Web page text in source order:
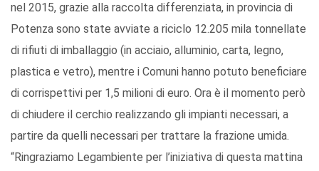
nel 2015, grazie alla raccolta differenziata, in provincia di
Potenza sono state avviate a riciclo 12.205 mila tonnellate
di rifiuti di imballaggio (in acciaio, alluminio, carta, legno,
plastica e vetro), mentre i Comuni hanno potuto beneficiare
di corrispettivi per 1,5 milioni di euro. Ora è il momento però
di chiudere il cerchio realizzando gli impianti necessari, a
partire da quelli necessari per trattare la frazione umida.
“Ringraziamo Legambiente per l’iniziativa di questa mattina